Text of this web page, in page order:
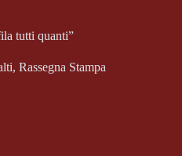
tutti quanti”
, Rassegna Stampa